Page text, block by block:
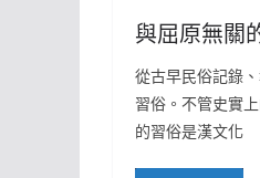
與屈原無關
從古早民俗記錄
習俗。不管史實
的習俗是漢文化